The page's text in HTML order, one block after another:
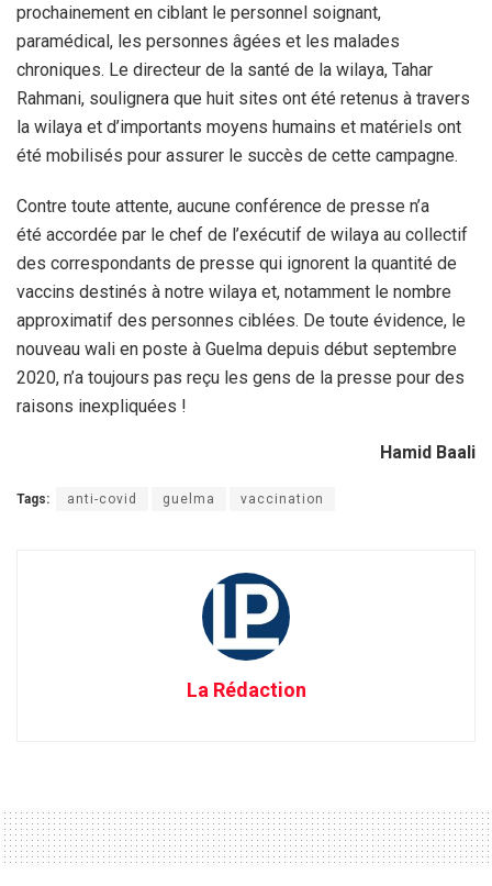
prochainement en ciblant le personnel soignant,
paramédical, les personnes âgées et les malades
chroniques. Le directeur de la santé de la wilaya, Tahar
Rahmani, soulignera que huit sites ont été retenus à travers
la wilaya et d’importants moyens humains et matériels ont
été mobilisés pour assurer le succès de cette campagne.
Contre toute attente, aucune conférence de presse n’a
été accordée par le chef de l’exécutif de wilaya au collectif
des correspondants de presse qui ignorent la quantité de
vaccins destinés à notre wilaya et, notamment le nombre
approximatif des personnes ciblées. De toute évidence, le
nouveau wali en poste à Guelma depuis début septembre
2020, n’a toujours pas reçu les gens de la presse pour des
raisons inexpliquées !
Hamid Baali
Tags: anti-covid guelma vaccination
La Rédaction